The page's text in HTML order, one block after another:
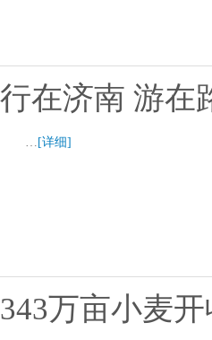
行在济南 游在
… [详细]
343万亩小麦